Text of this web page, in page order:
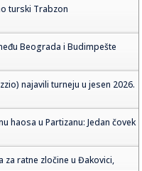
turski Trabzon
Beograda i Budimpešte
najavili turneju u jesen 2026.
haosa u Partizanu: Jedan čovek
ratne zločine u Đakovici,